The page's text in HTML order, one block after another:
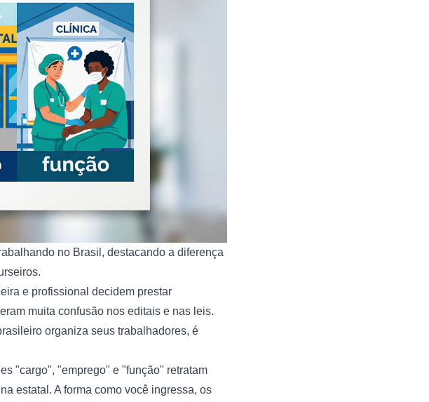
no Brasil, destacando a diferença
e profissional decidem prestar
muita confusão nos editais e nas leis.
organiza seus trabalhadores, é
"cargo", "emprego" e "função" retratam
estatal. A forma como você ingressa, os